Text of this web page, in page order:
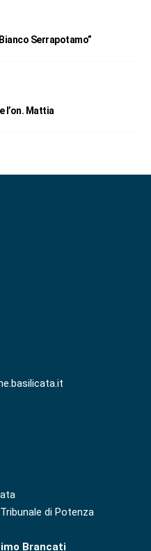
Serrapotamo”
l’on. Mattia
di Potenza
Brancati